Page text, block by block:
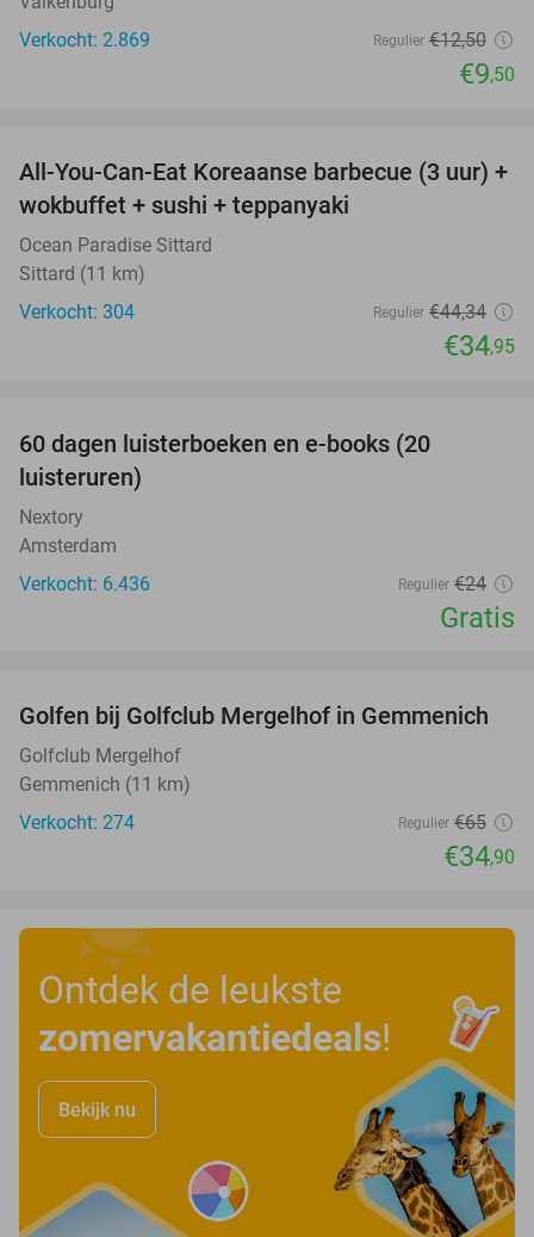
Verkocht: 2.869
Regulier €12,50
€9,50
21%
All-You-Can-Eat Koreaanse barbecue (3 uur) +
wokbuffet + sushi + teppanyaki
Ocean Paradise Sittard
Sittard (11 km)
Verkocht: 304
Regulier €44,34
€34,95
60 dagen luisterboeken en e-books (20
luisteruren)
Nextory
Amsterdam
Verkocht: 6.436
Regulier €24
Gratis
46%
Golfen bij Golfclub Mergelhof in Gemmenich
Golfclub Mergelhof
Gemmenich (11 km)
Verkocht: 274
Regulier €65
€34,90
Ontdek de leukste
zomervakantiedeals!
Bekijk nu